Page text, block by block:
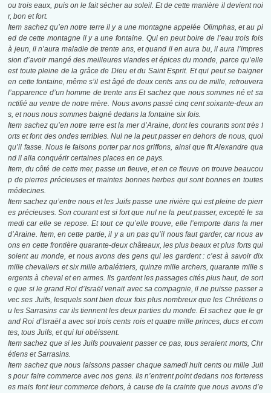
ou trois eaux, puis on le fait sécher au soleil. Et de cette manière il devient noi
r, bon et fort.
Item sachez qu’en notre terre il y a une montagne appelée Olimphas, et au pi
ed de cette montagne il y a une fontaine. Qui en peut boire de l’eau trois fois
à jeun, il n’aura maladie de trente ans, et quand il en aura bu, il aura l’impres
sion d’avoir mangé des meilleures viandes et épices du monde, parce qu’elle
est toute pleine de la grâce de Dieu et du Saint Esprit. Et qui peut se baigner
en cette fontaine, même s’il est âgé de deux cents ans ou de mille, retrouvera
l’apparence d’un homme de trente ans Et sachez que nous sommes né et sa
nctifié au ventre de notre mère. Nous avons passé cinq cent soixante-deux an
s, et nous nous sommes baigné dedans la fontaine six fois.
Item sachez qu’en notre terre est la mer d’Araine, dont les courants sont très f
orts et font des ondes terribles. Nul ne la peut passer en dehors de nous, quoi
qu’il fasse. Nous le faisons porter par nos griffons, ainsi que fit Alexandre qua
nd il alla conquérir certaines places en ce pays.
Item, du côté de cette mer, passe un fleuve, et en ce fleuve on trouve beaucou
p de pierres précieuses et maintes bonnes herbes qui sont bonnes en toutes
médecines.
Item sachez qu’entre nous et les Juifs passe une rivière qui est pleine de pierr
es précieuses. Son courant est si fort que nul ne la peut passer, excepté le sa
medi car elle se repose. Et tout ce qu’elle trouve, elle l’emporte dans la mer
d’Araine. Item, en cette partie, il y a un pas qu’il nous faut garder, car nous av
ons en cette frontière quarante-deux châteaux, les plus beaux et plus forts qui
soient au monde, et nous avons des gens qui les gardent : c’est à savoir dix
mille chevaliers et six mille arbalétriers, quinze mille archers, quarante mille s
ergents à cheval et en armes. Ils gardent les passages cités plus haut, de sort
e que si le grand Roi d’Israël venait avec sa compagnie, il ne puisse passer a
vec ses Juifs, lesquels sont bien deux fois plus nombreux que les Chrétiens o
u les Sarrasins car ils tiennent les deux parties du monde. Et sachez que le gr
and Roi d’Israël a avec soi trois cents rois et quatre mille princes, ducs et com
tes, tous Juifs, et qui lui obéissent.
Item sachez que si les Juifs pouvaient passer ce pas, tous seraient morts, Chr
étiens et Sarrasins.
Item sachez que nous laissons passer chaque samedi huit cents ou mille Juif
s pour faire commerce avec nos gens. Ils n’entrent point dedans nos forteress
es mais font leur commerce dehors, à cause de la crainte que nous avons d’e